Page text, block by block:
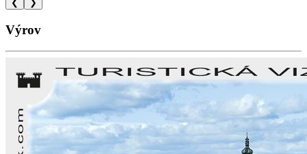
❮ ❯
Výrov